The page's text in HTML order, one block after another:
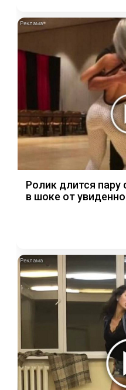
Ролик длится пару
в шоке от